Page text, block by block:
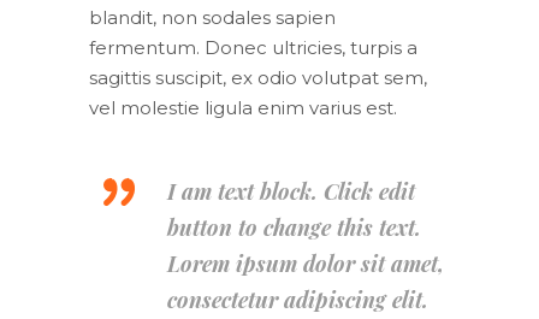
blandit, non sodales sapien
fermentum. Donec ultricies, turpis a
sagittis suscipit, ex odio volutpat sem,
vel molestie ligula enim varius est.
I am text block. Click edit
button to change this text.
Lorem ipsum dolor sit amet,
consectetur adipiscing elit.